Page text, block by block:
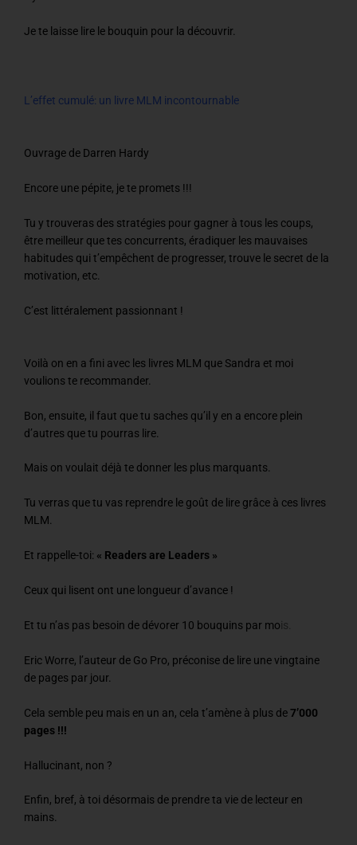
Je te laisse lire le bouquin pour la découvrir.
L’effet cumulé: un livre MLM incontournable
Ouvrage de Darren Hardy
Encore une pépite, je te promets !!!
Tu y trouveras des stratégies pour gagner à tous les coups,
être meilleur que tes concurrents, éradiquer les mauvaises
habitudes qui t’empêchent de progresser, trouve le secret de la
motivation, etc.
C’est littéralement passionnant !
Voilà on en a fini avec les livres MLM que Sandra et moi
voulions te recommander.
Bon, ensuite, il faut que tu saches qu’il y en a encore plein
d’autres que tu pourras lire.
Mais on voulait déjà te donner les plus marquants.
Tu verras que tu vas reprendre le goût de lire grâce à ces livres
MLM.
Et rappelle-toi: « Readers are Leaders »
Ceux qui lisent ont une longueur d’avance !
Et tu n’as pas besoin de dévorer 10 bouquins par mois.
Eric Worre, l’auteur de Go Pro, préconise de lire une vingtaine
de pages par jour.
Cela semble peu mais en un an, cela t’amène à plus de7’000
pages !!!
Hallucinant, non ?
Enfin, bref, à toi désormais de prendre ta vie de lecteur en
mains.